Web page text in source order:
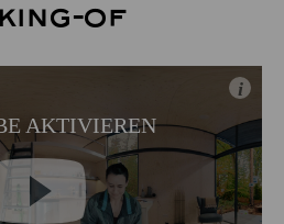
of
AKTIVIEREN
i